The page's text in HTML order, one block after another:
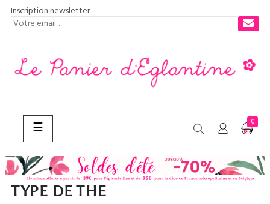
Inscription newsletter
Basculer
la
navigation
☰ 0
CHERCHER
TYPE DE THE